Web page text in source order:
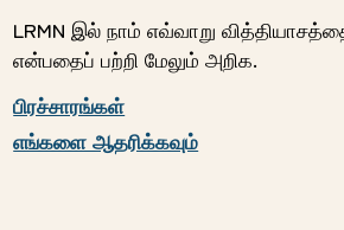
LRMN இல் நாம் எவ்வாறு
என்பதைப் பற்றி மேலும் அறிக.
பிரச்சாரங்கள்
எங்களை ஆதரிக்கவும்